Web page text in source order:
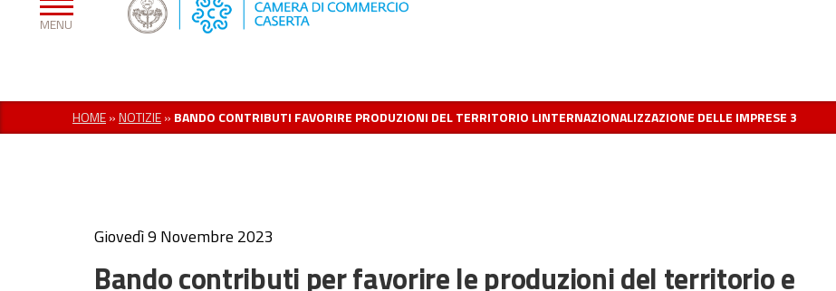
HOME»NOTIZIE» BANDO CONTRIBUTI FAVORIRE PRODUZIONI DEL TERRITORIO LINTERNAZIONALIZZAZIONE DELLE IMPRESE 3
Giovedì 9 Novembre 2023
Bando contributi per favorire le produzioni del territorio e